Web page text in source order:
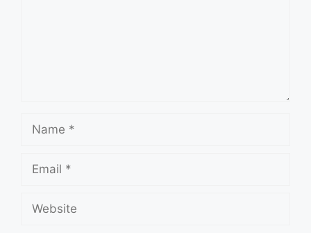
Name
Email
Website